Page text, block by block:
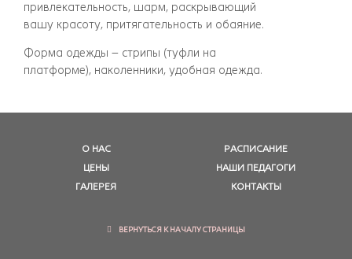
привлекательность, шарм, раскрывающий
вашу красоту, притягательность и обаяние.
Форма одежды – стрипы (туфли на
платформе), наколенники, удобная одежда.
О НАС
РАСПИСАНИЕ
ЦЕНЫ
НАШИ ПЕДАГОГИ
ГАЛЕРЕЯ
КОНТАКТЫ
ВЕРНУТЬСЯ К НАЧАЛУ СТРАНИЦЫ